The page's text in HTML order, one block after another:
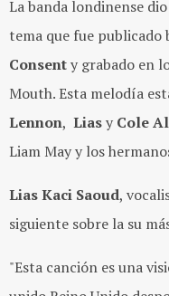
La banda londinense
tema que fue publicado
Consenty grabado en
Mouth. Esta melodía
Lennon, Liasy Cole
Liam May y los
Lias Kaci Saoud,
siguiente sobre la su
"Esta canción es una